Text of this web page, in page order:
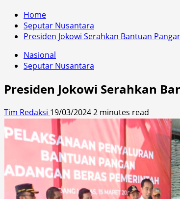
Home
Seputar Nusantara
Presiden Jokowi Serahkan Bantuan
Nasional
Seputar Nusantara
Presiden Jokowi Serahkan
Tim Redaksi 19/03/20242 minutes read